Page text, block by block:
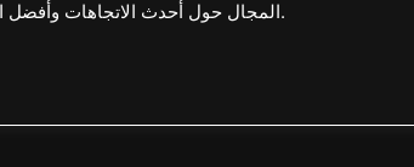
المجال حول أحدث الاتجاهات وأفضل الممارسات في مجال النقل العمودي.